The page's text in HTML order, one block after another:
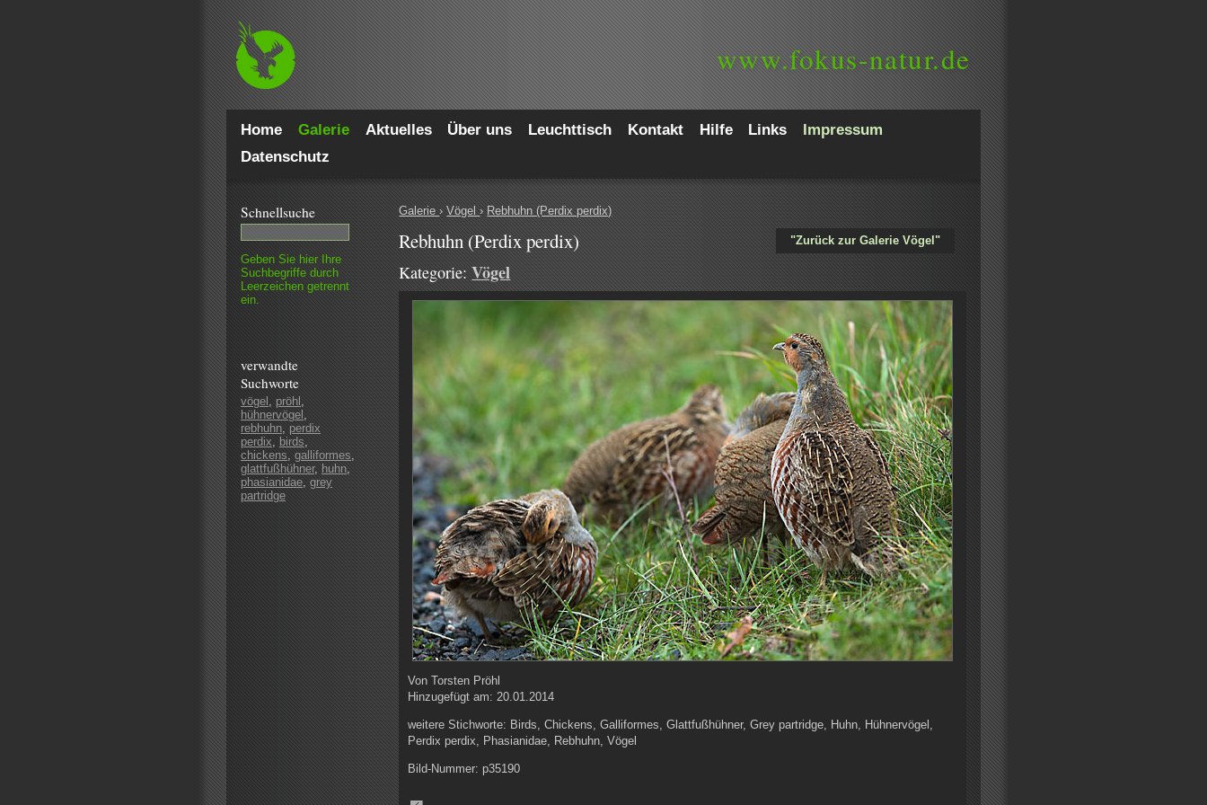
www.fokus-natur.de
Home Galerie Aktuelles Über uns Leuchttisch Kontakt Hilfe Links
Impressum
Datenschutz
Schnell­suche
Geben Sie hier Ihre
Such­begriffe durch
Leer­zeichen getrennt
ein.
verwandte
Suchworte
vögel , pröhl ,
hühnervögel ,
rebhuhn, perdix
perdix, birds,
chickens, galliformes,
glattfußhühner, huhn,
phasianidae, grey
partridge
Galerie›Vögel› Rebhuhn (Perdix perdix)
"Zurück zur Galerie Vögel"
Rebhuhn (Perdix perdix)
Kategorie:Vögel
VonTorsten Pröhl
Hinzugefügt am:20.01.2014
weitere Stichworte: Birds, Chickens, Galliformes, Glattfußhühner, Grey partridge, Huhn, Hühnervögel,
Perdix perdix, Phasianidae, Rebhuhn, Vögel
Bild-Nummer: p35190